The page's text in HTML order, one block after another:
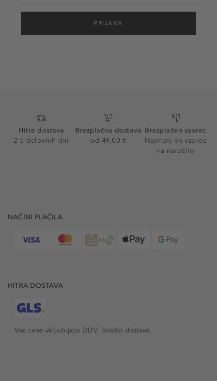
PRIJAVA
Hitra dostava
2-5 delovnih dni
Brezplačna dostava
od 49,00 €
Brezplačen vzorec
Najmanj en vzorec
na naročilo
NAČINI PLAČILA
HITRA DOSTAVA
Vse cene vključujejo DDV. Stroški dostave.